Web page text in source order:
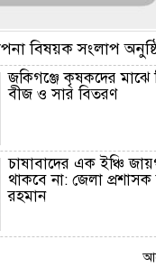
বিষয়ক সংলাপ
জকিগঞ্জে কৃষকদের মাঝে
বীজ ও সার বিতরণ
চাষাবাদের এক ইঞ্চি
থাকবে না: জেলা
রহমান